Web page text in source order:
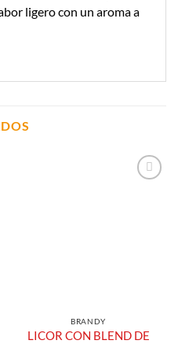
ligero con un aroma a
BRANDY
LICOR CON BLEND DE